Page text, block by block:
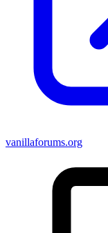
vanillaforums.org